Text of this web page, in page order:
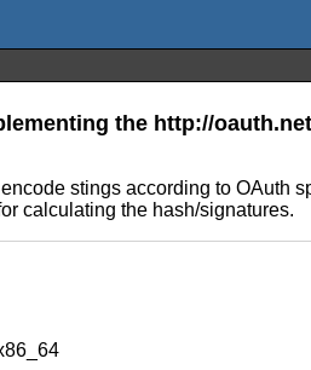
the http://
stings according to
calculating the hash/signatures.